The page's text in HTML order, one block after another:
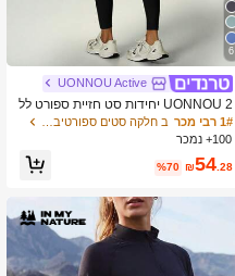
6
UONNOU Active
UONNOU 2 יחידות סט חזיית ספורט לל
א תפרים בעיצוב צבעים מחולקים וטייץ מ
ותן גבוה להרמת ישבן, בגדי רכיבה, יוגה,
1# רבי מכר
100+ נמכר
₪54.28
%70